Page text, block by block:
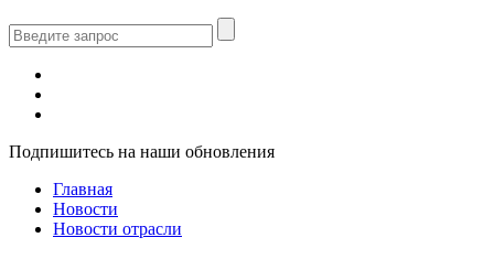
Подпишитесь на наши обновления
Главная
Новости
Новости отрасли